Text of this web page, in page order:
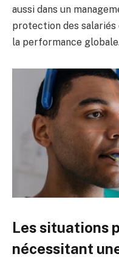
aussi dans un
protection des
la performance
Les situations
nécessitant